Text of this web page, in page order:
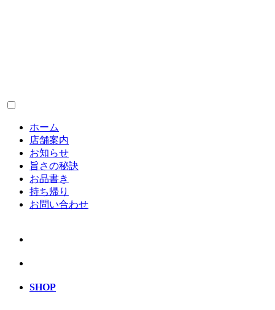
ホーム
店舗案内
お知らせ
旨さの秘訣
お品書き
持ち帰り
お問い合わせ
SHOP